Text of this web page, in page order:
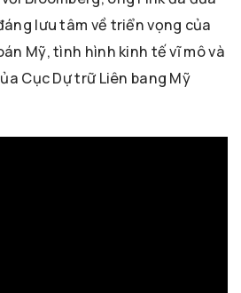
lưu tâm về triển vọng của
Mỹ, tình hình kinh tế vĩ mô và
Cục Dự trữ Liên bang Mỹ